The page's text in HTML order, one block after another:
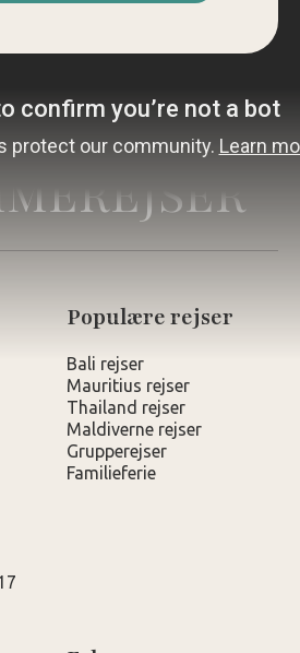
Populære rejser
Bali rejser
Mauritius rejser
Thailand rejser
Maldiverne rejser
Grupperejser
Familieferie